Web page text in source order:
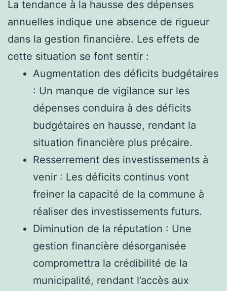
La tendance à la hausse des dépenses
annuelles indique une absence de rigueur
dans la gestion financière. Les effets de
cette situation se font sentir :
Augmentation des déficits budgétaires
: Un manque de vigilance sur les
dépenses conduira à des déficits
budgétaires en hausse, rendant la
situation financière plus précaire.
Resserrement des investissements à
venir : Les déficits continus vont
freiner la capacité de la commune à
réaliser des investissements futurs.
Diminution de la réputation : Une
gestion financière désorganisée
compromettra la crédibilité de la
municipalité, rendant l’accès aux